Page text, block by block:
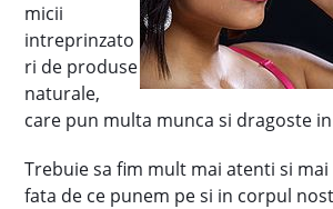
micii
intreprinzato
ri de produse
naturale,
care pun multa munca si dragoste in
Trebuie sa fim mult mai atenti si
fata de ce punem pe si in corpul